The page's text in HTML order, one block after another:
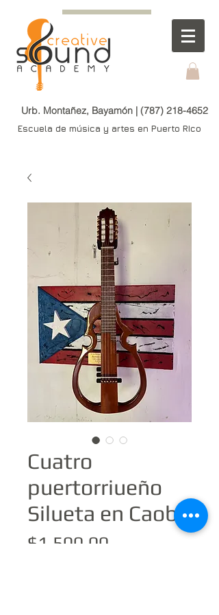
Urb. Montañez, Bayamón | (787) 218-4652
Escuela de música y artes en Puerto RIco
Cuatro
puertorriueño
Silueta en Caoba
$1,500.00